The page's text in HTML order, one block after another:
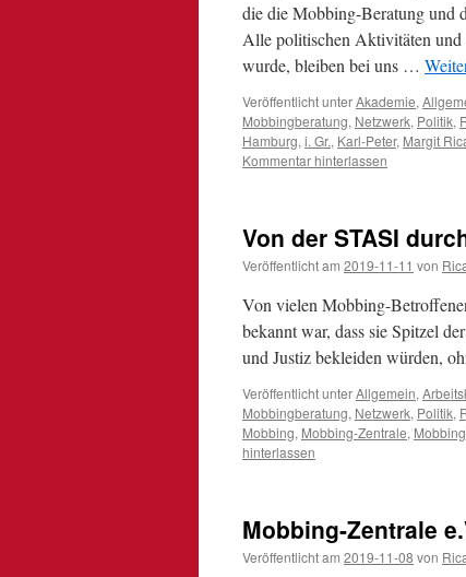
die die Mobbing-Beratung und
Alle politischen Aktivitäten und
wurde, bleiben bei uns …
Veröffentlicht unterAkademie,
Mobbingberatung, Netzwerk, Politik,
Hamburg, i. Gr., Karl-Peter, Margit
Kommentar hinterlassen
Von der STASI
Veröffentlicht am 2019-11-11 von
Von vielen Mobbing-
bekannt war, dass sie Spitzel
und Justiz bekleiden würden,
Veröffentlicht unterAllgemein,
Mobbingberatung, Netzwerk, Politik,
Mobbing, Mobbing-Zentrale,
hinterlassen
Mobbing-Zentrale
Veröffentlicht am 2019-11-08 von